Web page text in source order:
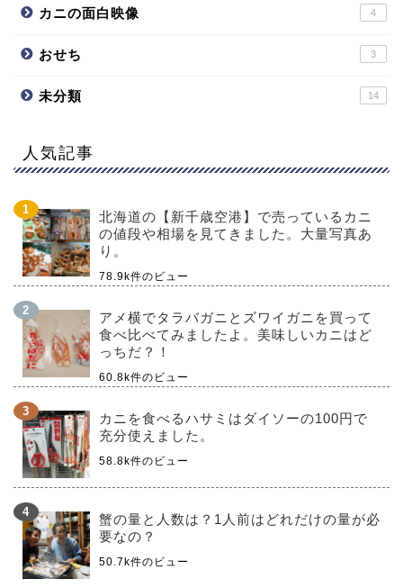
カニの面白映像 4
おせち 3
未分類 14
人気記事
北海道の【新千歳空港】で売っているカニ
の値段や相場を見てきました。大量写真あ
り。
78.9k件のビュー
アメ横でタラバガニとズワイガニを買って
食べ比べてみましたよ。美味しいカニはど
っちだ？！
60.8k件のビュー
カニを食べるハサミはダイソーの100円で
充分使えました。
58.8k件のビュー
蟹の量と人数は？1人前はどれだけの量が必
要なの？
50.7k件のビュー